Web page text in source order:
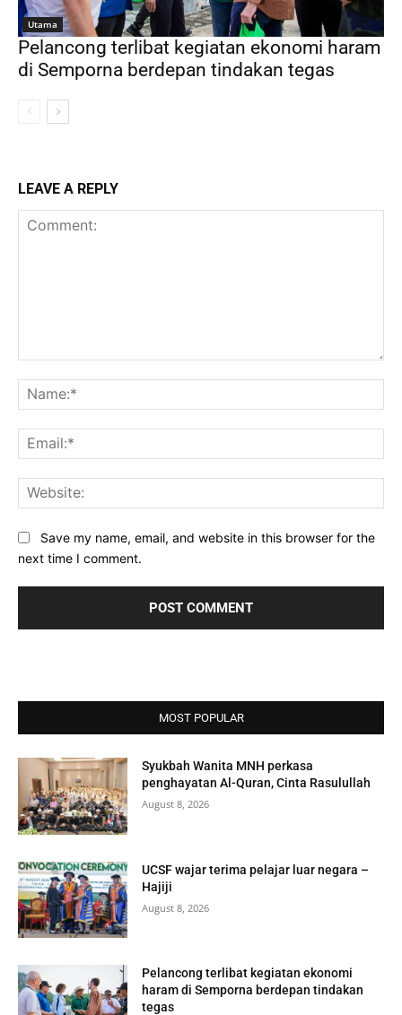
Utama
Pelancong terlibat kegiatan ekonomi haram
di Semporna berdepan tindakan tegas
LEAVE A REPLY
Save my name, email, and website in this browser for the
next time I comment.
MOST POPULAR
Syukbah Wanita MNH perkasa
penghayatan Al-Quran, Cinta Rasulullah
August 8, 2026
UCSF wajar terima pelajar luar negara –
Hajiji
August 8, 2026
Pelancong terlibat kegiatan ekonomi
haram di Semporna berdepan tindakan
tegas